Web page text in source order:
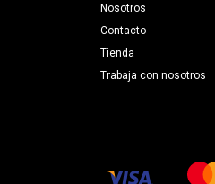
Nosotros
Contacto
Tienda
Trabaja con nosotros